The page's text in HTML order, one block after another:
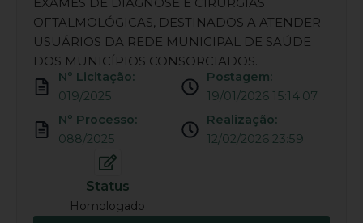
OFTALMOLÓGICAS, DESTINADOS A ATENDER
USUÁRIOS DA REDE MUNICIPAL DE SAÚDE
DOS MUNICÍPIOS CONSORCIADOS.
Nº Licitação:
019/2025
Nº Processo:
088/2025
Postagem:
19/01/2026 15:14:07
Realização:
12/02/2026 23:59
Status
Homologado